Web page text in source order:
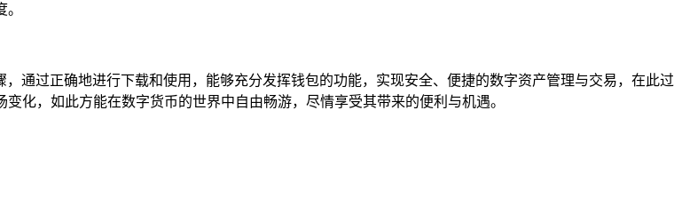
通过正确地进行下载和使用，能够充分发挥钱包的功能，实现安全、便捷的数字资产管理与交易，在此过
化，如此方能在数字货币的世界中自由畅游，尽情享受其带来的便利与机遇。